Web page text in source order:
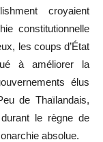
croyaient
constitutionnelle
les coups d’État
à améliorer la
élus
de Thaïlandais,
le règne de
absolue.